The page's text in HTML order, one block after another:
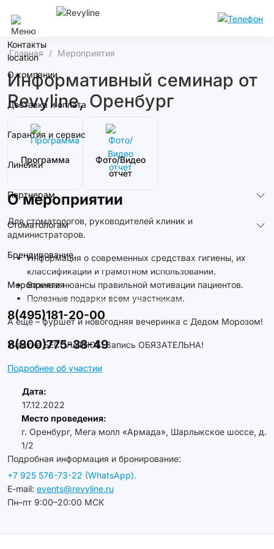
Контакты
О компании
Доставка и оплата
Гарантия и сервис
Линейки
Партнерам
Стоматологам
Брендирование
Мероприятия
8(495)181-20-00
8(800)775-38-49
Главная Мероприятия
Информативный семинар от
Revyline, Оренбург
Программа
Фото/Видео
отчет
О мероприятии
Для стоматологов, руководителей клиник и
администраторов.
Информация о современных средствах гигиены, их
классификации и грамотном использовании.
Важные нюансы правильной мотивации пациентов.
Полезные подарки всем участникам.
А еще – фуршет и новогодняя вечеринка с Дедом Морозом!
Участие БЕСПЛАТНОЕ. Запись ОБЯЗАТЕЛЬНА!
Подробнее об участии
Дата:
17.12.2022
Место проведения:
г. Оренбург, Мега молл «Армада», Шарлыкское шоссе, д.
1/2
Подробная информация и бронирование:
+7 925 576-73-22 (WhatsApp).
E-mail: events@revyline.ru
Пн–пт 9:00–20:00 МСК